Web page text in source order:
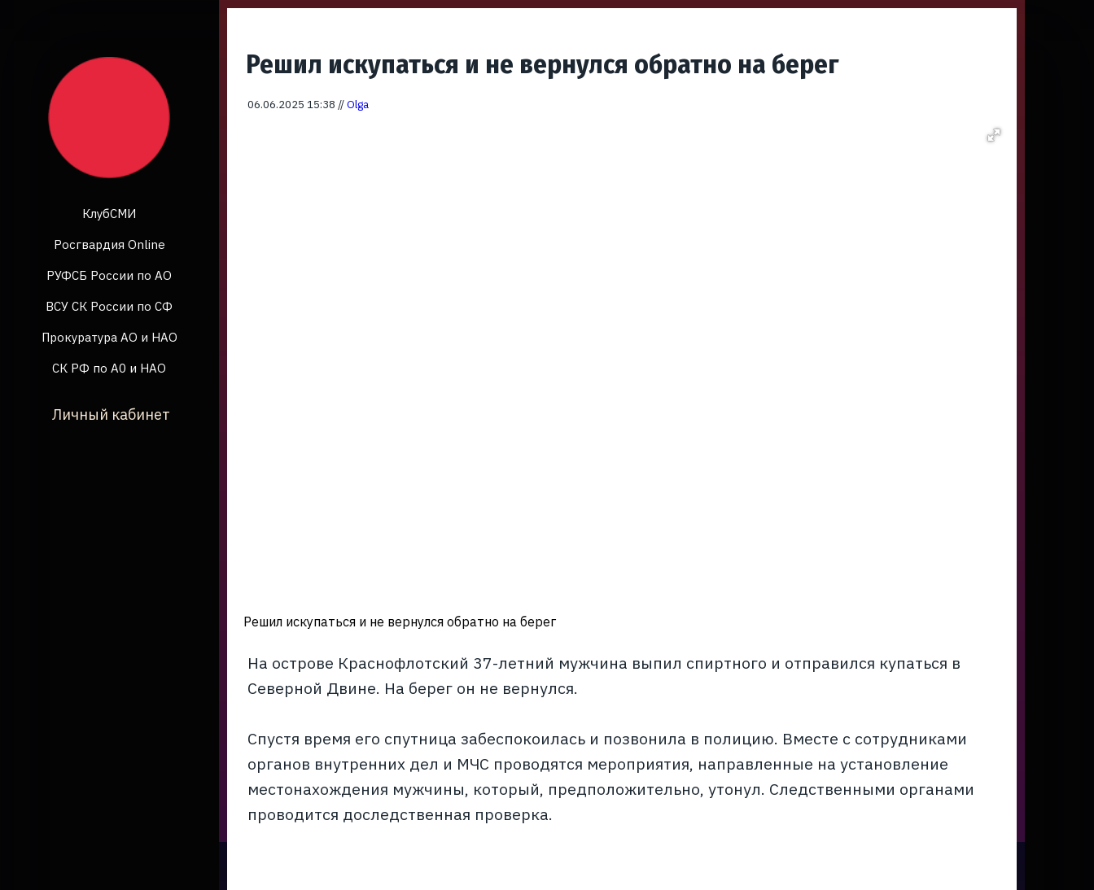
КлубСМИ
Росгвардия Online
РУФСБ России по АО
ВСУ СК России по СФ
Прокуратура АО и НАО
СК РФ по А0 и НАО
Личный кабинет
Решил искупаться и не вернулся обратно на берег
06.06.2025 15:38 //Olga
Решил искупаться и не вернулся обратно на берег
На острове Краснофлотский 37-летний мужчина выпил спиртного и отправился купаться в
Северной Двине. На берег он не вернулся.
Спустя время его спутница забеспокоилась и позвонила в полицию. Вместе с сотрудниками
органов внутренних дел и МЧС проводятся мероприятия, направленные на установление
местонахождения мужчины, который, предположительно, утонул. Следственными органами
проводится доследственная проверка.